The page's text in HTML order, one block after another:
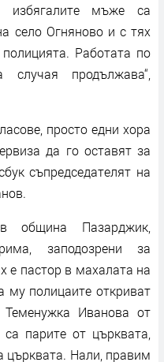
избягалите мъже са
село Огняново и с тях
Работата по
случая продължава“,
просто едни хора
да го оставят за
съпредседателят на
община Пазарджик,
заподозрени за
е пастор в махалата на
му полицаите откриват
Иванова от
парите от църквата,
църквата. Нали, правим